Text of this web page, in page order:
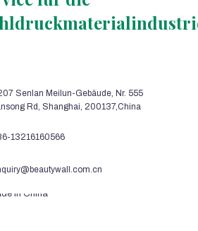
Senlan Meilun-Gebäude, Nr. 555
Rd, Shanghai, 200137,China
13216160566